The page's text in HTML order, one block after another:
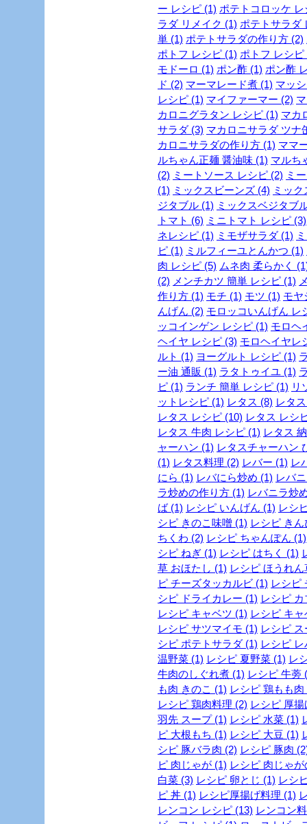
ー レシピ (1) ポテトコロッケ レ
ラダ リメイク (1) ポテトサラダ
単 (1) ポテトサラダの作り方 (2)
ポトフ レシピ (1) ポトフ レシ
モドーロ (1) ポン酢 (1) ポン酢
ド (2) マーマレード煮 (1) マッ
レシピ (1) マイファーマー (2)
カロニグラタン レシピ (1) マカ
サラダ (3) マカロニサラダ ツナ
カロニサラダの作り方 (1) ママ
ルちゃん正麺 醤油味 (1) マルち
(2) ミートソース レシピ (2) ミ
(1) ミックスビーンズ (4) ミッ
ジタブル (1) ミックスベジタブ
トマト (6) ミニトマト レシピ (3)
ネレシピ (1) ミモザサラダ (1)
ピ (1) ミルフィーユとんかつ (1)
肉 レシピ (5) ムネ肉 柔らかく
(2) メンチカツ 簡単 レシピ (1)
作り方 (1) モチ (1) モツ (1) モヤ
んげん (2) モロッコいんげん レ
ッコインゲン レシピ (1) モロヘ
ヘイヤ レシピ (3) モロヘイヤレ
ルト (1) ヨーグルト レシピ (1)
ー油 通販 (1) ラタトゥイユ (1)
ピ (1) ランチ 簡単 レシピ (1) リ
ットレシピ (1) レタス (8) レタ
レタス レシピ (10) レタス レシ
レタス 牛肉 レシピ (1) レタス
ャーハン (1) レタスチャーハン
(1) レタス料理 (2) レバー (1) レ
にら (1) レバにら炒め (1) レバ
ラ炒めの作り方 (1) レバニラ炒
ば (1) レシピ いんげん (1) レシ
シピ きのこ味噌 (1) レシピ き
ちくわ (2) レシピ ちゃんぽん (1)
シピ ねぎ (1) レシピ はちく (1)
草 おほたし (1) レシピ ほうれ
ピ チーズタッカルビ (1) レシピ
シピ ドライカレー (1) レシピ
レシピ キャベツ (1) レシピ キ
レシピ サツマイモ (1) レシピ
シピ ポテトサラダ (1) レシピ
温野菜 (1) レシピ 夏野菜 (1) レ
牛肉のしぐれ煮 (1) レシピ 牛蒡
も肉 きのこ (1) レシピ 鶏もも
レシピ 鶏肉料理 (2) レシピ 厚揚
羽先 スープ (1) レシピ 水菜 (1)
ピ 大根もち (1) レシピ 大豆 (1)
シピ 豚バラ肉 (2) レシピ 豚肉
ピ 肉じゃが (1) レシピ 肉じゃ
白菜 (3) レシピ 卵とじ (1) レシ
ピ 丼 (1) レシピ厚揚げ料理 (1)
レンコン レシピ (13) レンコン